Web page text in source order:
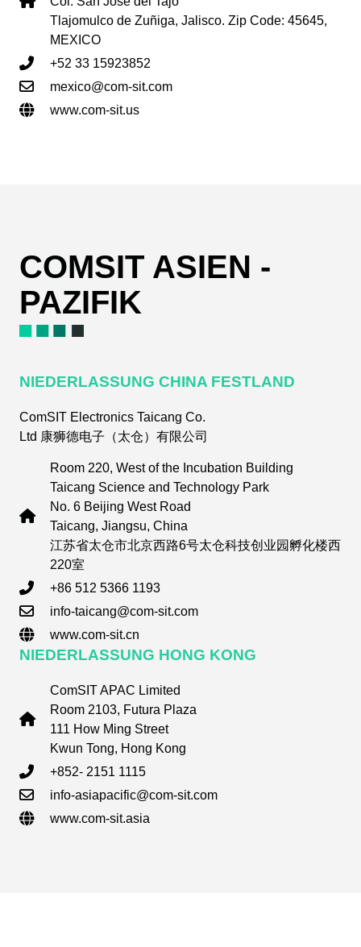
Tlajomulco de Zuñiga, Jalisco. Zip Code: 45645,
MEXICO
+52 33 15923852
mexico@com-sit.com
www.com-sit.us
COMSIT ASIEN -
PAZIFIK
NIEDERLASSUNG CHINA FESTLAND
ComSIT Electronics Taicang Co.
Ltd 康狮德电子（太仓）有限公司
Room 220, West of the Incubation Building
Taicang Science and Technology Park
No. 6 Beijing West Road
Taicang, Jiangsu, China
江苏省太仓市北京西路6号太仓科技创业园孵化楼西
220室
+86 512 5366 1193
info-taicang@com-sit.com
www.com-sit.cn
NIEDERLASSUNG HONG KONG
ComSIT APAC Limited
Room 2103, Futura Plaza
111 How Ming Street
Kwun Tong, Hong Kong
+852- 2151 1115
info-asiapacific@com-sit.com
www.com-sit.asia